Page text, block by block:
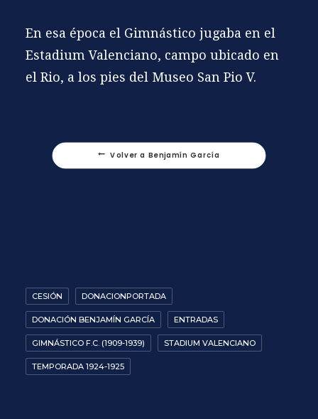
En esa época el Gimnástico jugaba en el
Estadium Valenciano, campo ubicado en
el Rio, a los pies del Museo San Pio V.
Volver a Benjamín García
CESIÓN DONACIONPORTADA
DONACIÓN BENJAMÍN GARCÍA ENTRADAS
GIMNÁSTICO F.C. (1909-1939) STADIUM VALENCIANO
TEMPORADA 1924-1925